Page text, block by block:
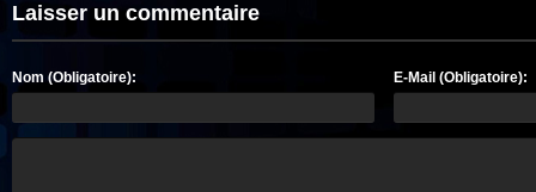
Laisser un commentaire
Nom (Obligatoire): E-Mail (Obligatoire):